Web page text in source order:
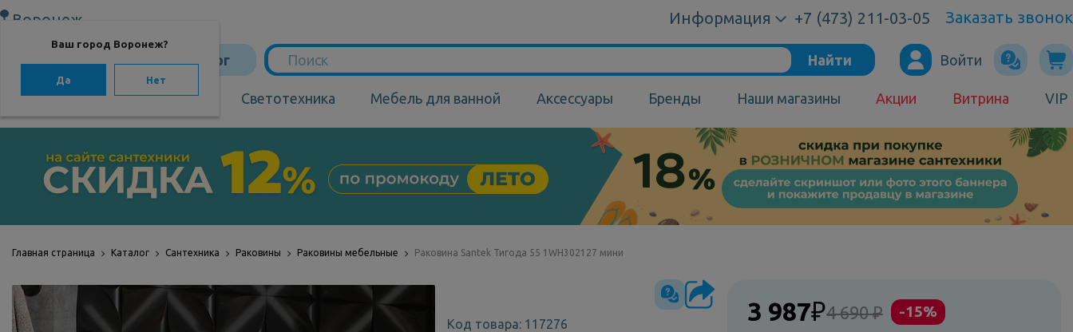
Воронеж
Ваш город Воронеж?
Да Нет
Информация +7 (473) 211-03-05 Заказать звонок
Каталог
Сантехника
Мебель для ванной
Мебель из бамбука
Аксессуары для
ванной
Отопление
Найти
Сантехника Светотехника Мебель для ванной Аксессуары Бренды Наши магазины Акции Витрина VIP
Войти
Главная страница Каталог Сантехника Раковины Раковины мебельные Раковина Santek Тигода 55 1WH302127 мини
Код товара: 117276 3 987₽4 690 ₽ -15%